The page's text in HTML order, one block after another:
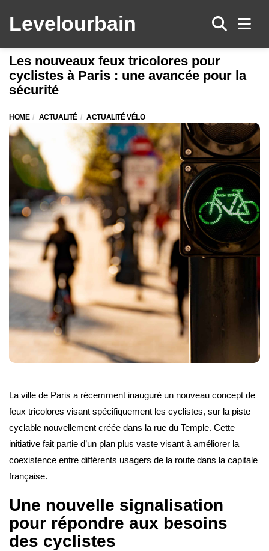
Levelourbain
Les nouveaux feux tricolores pour
cyclistes à Paris : une avancée pour la
sécurité
HOME ACTUALITÉ ACTUALITÉ VÉLO
La ville de Paris a récemment inauguré un nouveau concept de
feux tricolores visant spécifiquement les cyclistes, sur la piste
cyclable nouvellement créée dans la rue du Temple. Cette
initiative fait partie d’un plan plus vaste visant à améliorer la
coexistence entre différents usagers de la route dans la capitale
française.
Une nouvelle signalisation
pour répondre aux besoins
des cyclistes